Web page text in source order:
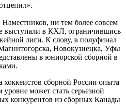
ни тем более совсем
выступали в КХЛ, ограничившись
лиги. К слову, в полуфинал
Новокузнецка, Уфы
в юниорской сборной в
хоккеистов сборной России опыта
может стать серьезной
конкурентов из сборных Канады